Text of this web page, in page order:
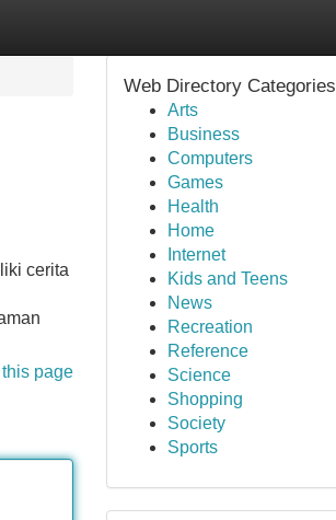
cerita
page
Web Directory Categories
Arts
Business
Computers
Games
Health
Home
Internet
Kids and Teens
News
Recreation
Reference
Science
Shopping
Society
Sports